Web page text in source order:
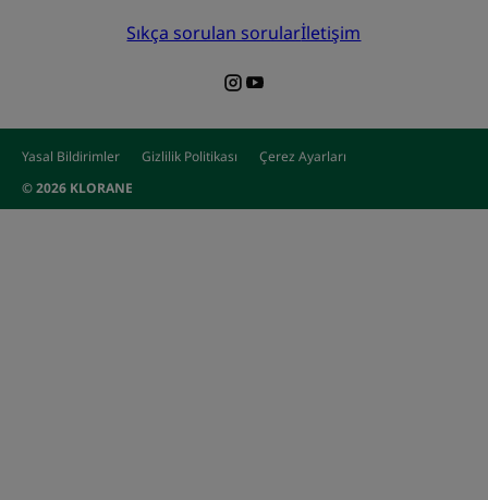
Sıkça sorulan sorularİletişim
Yasal Bildirimler Gizlilik Politikası
Çerez Ayarları
© 2026 KLORANE